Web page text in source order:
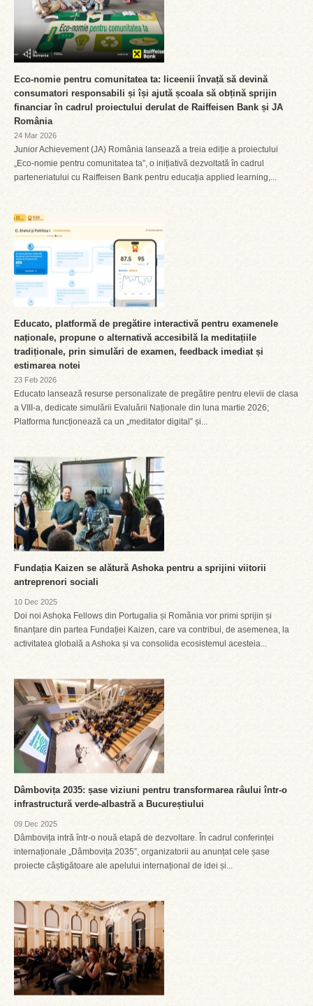
Eco-nomie pentru comunitatea ta: liceenii învață să devină
consumatori responsabili și își ajută școala să obțină sprijin
financiar în cadrul proiectului derulat de Raiffeisen Bank și JA
România
24 Mar 2026
Junior Achievement (JA) România lansează a treia ediție a proiectului
„Eco-nomie pentru comunitatea ta”, o inițiativă dezvoltată în cadrul
parteneriatului cu Raiffeisen Bank pentru educația applied learning,...
Educato, platformă de pregătire interactivă pentru examenele
naționale, propune o alternativă accesibilă la meditațiile
tradiționale, prin simulări de examen, feedback imediat și
estimarea notei
23 Feb 2026
Educato lansează resurse personalizate de pregătire pentru elevii de clasa
a VIII-a, dedicate simulării Evaluării Naționale din luna martie 2026;
Platforma funcționează ca un „meditator digital” și...
Fundația Kaizen se alătură Ashoka pentru a sprijini viitorii
antreprenori sociali
10 Dec 2025
Doi noi Ashoka Fellows din Portugalia și România vor primi sprijin și
finanțare din partea Fundației Kaizen, care va contribui, de asemenea, la
activitatea globală a Ashoka și va consolida ecosistemul acesteia...
Dâmbovița 2035: șase viziuni pentru transformarea râului într-o
infrastructură verde-albastră a Bucureștiului
09 Dec 2025
Dâmbovița intră într-o nouă etapă de dezvoltare. În cadrul conferinței
internaționale „Dâmbovița 2035”, organizatorii au anunțat cele șase
proiecte câștigătoare ale apelului internațional de idei și...